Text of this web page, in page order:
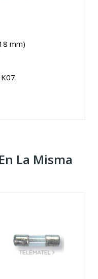
mm)
La Misma